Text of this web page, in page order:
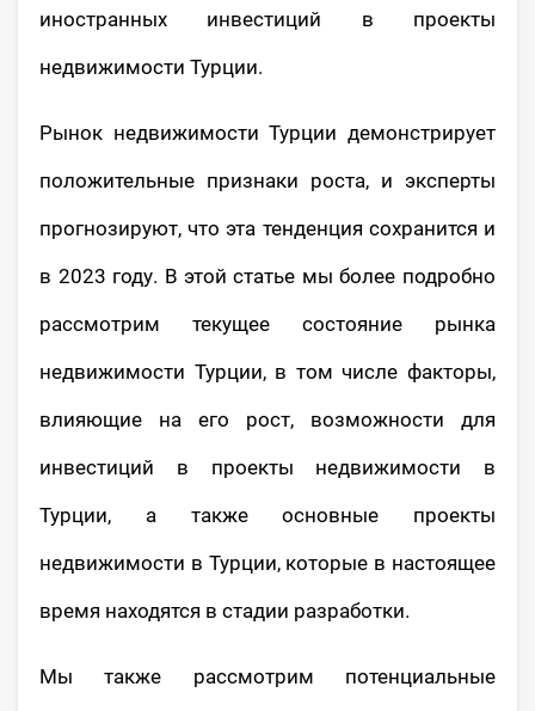
иностранных инвестиций в проекты
недвижимости Турции.
Рынок недвижимости Турции демонстрирует
положительные признаки роста, и эксперты
прогнозируют, что эта тенденция сохранится и
в 2023 году. В этой статье мы более подробно
рассмотрим текущее состояние рынка
недвижимости Турции, в том числе факторы,
влияющие на его рост, возможности для
инвестиций в проекты недвижимости в
Турции, а также основные проекты
недвижимости в Турции, которые в настоящее
время находятся в стадии разработки.
Мы также рассмотрим потенциальные